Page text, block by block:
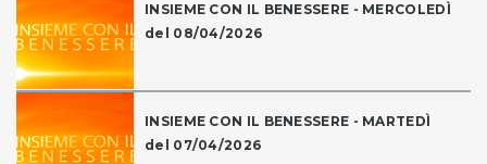
INSIEME CON IL BENESSERE - MERCOLEDÌ
del 08/04/2026
INSIEME CON IL BENESSERE - MARTEDÌ
del 07/04/2026